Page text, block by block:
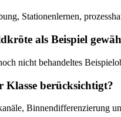
Stationenlernen,
als Beispiel
nicht behandeltes
Klasse berücksichtigt?
Binnendifferenzierung